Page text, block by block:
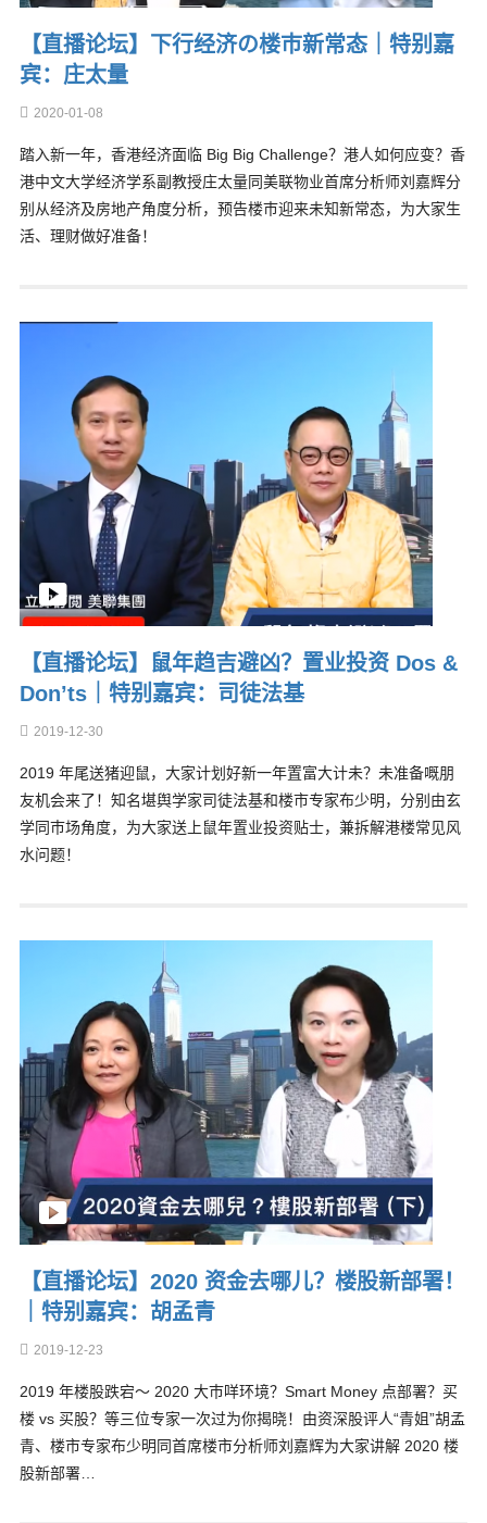
【直播论坛】下行经济の楼巿新常态｜特别嘉
宾：庄太量
2020-01-08
踏入新一年，香港经济面临 Big Big Challenge？港人如何应变？香
港中文大学经济学系副教授庄太量同美联物业首席分析师刘嘉辉分
别从经济及房地产角度分析，预告楼巿迎来未知新常态，为大家生
活、理财做好准备！
【直播论坛】鼠年趋吉避凶？置业投资 Dos &
Don’ts｜特别嘉宾：司徒法基
2019-12-30
2019 年尾送猪迎鼠，大家计划好新一年置富大计未？未准备嘅朋
友机会来了！知名堪舆学家司徒法基和楼市专家布少明，分别由玄
学同巿场角度，为大家送上鼠年置业投资贴士，兼拆解港楼常见风
水问题！
【直播论坛】2020 资金去哪儿？楼股新部署！
｜特别嘉宾：胡孟青
2019-12-23
2019 年楼股跌宕～ 2020 大巿咩环境？Smart Money 点部署？买
楼 vs 买股？等三位专家一次过为你揭晓！由资深股评人“青姐”胡孟
青、楼市专家布少明同首席楼市分析师刘嘉辉为大家讲解 2020 楼
股新部署…